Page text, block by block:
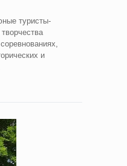
туристы-
и